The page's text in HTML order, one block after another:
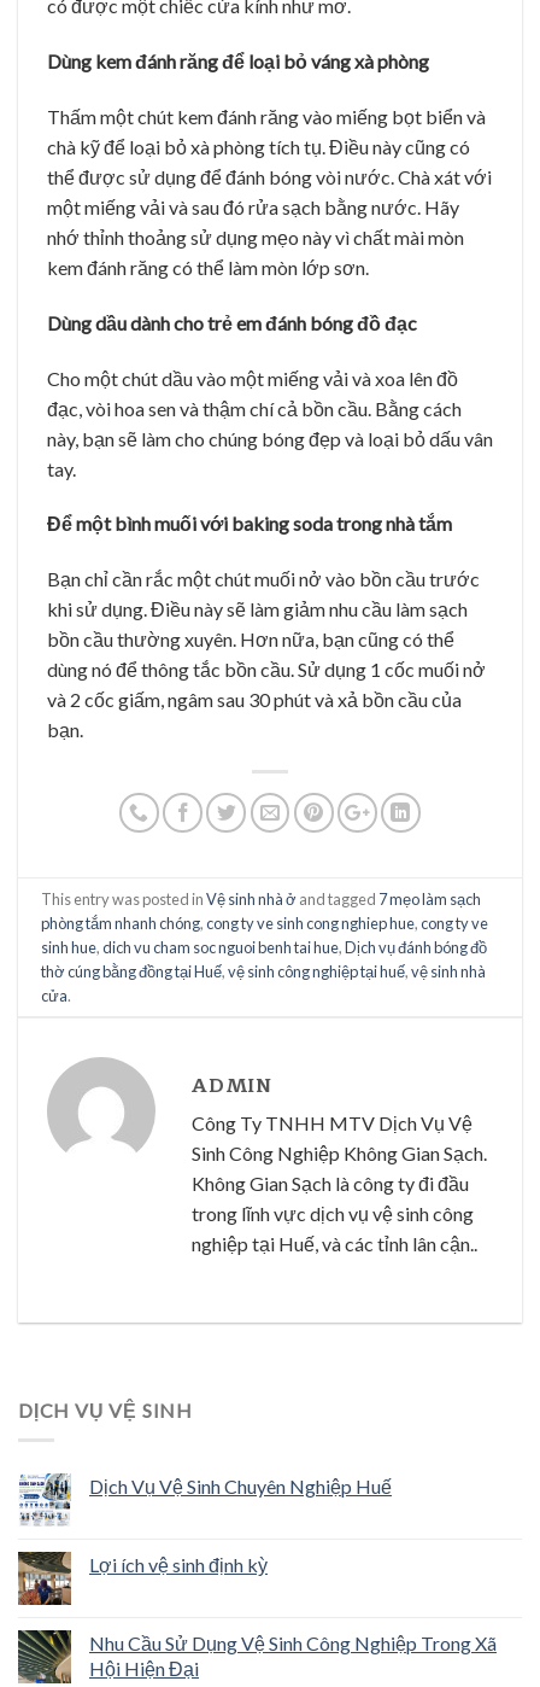
có được một chiếc cửa kính như mơ.
Dùng kem đánh răng để loại bỏ váng xà phòng
Thấm một chút kem đánh răng vào miếng bọt biển và
chà kỹ để loại bỏ xà phòng tích tụ. Điều này cũng có
thể được sử dụng để đánh bóng vòi nước. Chà xát với
một miếng vải và sau đó rửa sạch bằng nước. Hãy
nhớ thỉnh thoảng sử dụng mẹo này vì chất mài mòn
kem đánh răng có thể làm mòn lớp sơn.
Dùng dầu dành cho trẻ em đánh bóng đồ đạc
Cho một chút dầu vào một miếng vải và xoa lên đồ
đạc, vòi hoa sen và thậm chí cả bồn cầu. Bằng cách
này, bạn sẽ làm cho chúng bóng đẹp và loại bỏ dấu vân
tay.
Để một bình muối với baking soda trong nhà tắm
Bạn chỉ cần rắc một chút muối nở vào bồn cầu trước
khi sử dụng. Điều này sẽ làm giảm nhu cầu làm sạch
bồn cầu thường xuyên. Hơn nữa, bạn cũng có thể
dùng nó để thông tắc bồn cầu. Sử dụng 1 cốc muối nở
và 2 cốc giấm, ngâm sau 30 phút và xả bồn cầu của
bạn.
This entry was posted inVệ sinh nhà ởand tagged 7 mẹo làm sạch
phòng tắm nhanh chóng,cong ty ve sinh cong nghiep hue,cong ty ve
sinh hue,dich vu cham soc nguoi benh tai hue,Dịch vụ đánh bóng đồ
thờ cúng bằng đồng tại Huế,vệ sinh công nghiệp tại huế,vệ sinh nhà
cửa.
ADMIN
Công Ty TNHH MTV Dịch Vụ Vệ
Sinh Công Nghiệp Không Gian Sạch.
Không Gian Sạch là công ty đi đầu
trong lĩnh vực dịch vụ vệ sinh công
nghiệp tại Huế, và các tỉnh lân cận..
DỊCH VỤ VỆ SINH
Dịch Vụ Vệ Sinh Chuyên Nghiệp Huế
Lợi ích vệ sinh định kỳ
Nhu Cầu Sử Dụng Vệ Sinh Công Nghiệp Trong Xã
Hội Hiện Đại